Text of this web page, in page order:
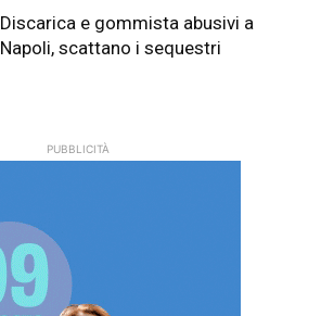
Discarica e gommista abusivi a
Napoli, scattano i sequestri
PUBBLICITÀ